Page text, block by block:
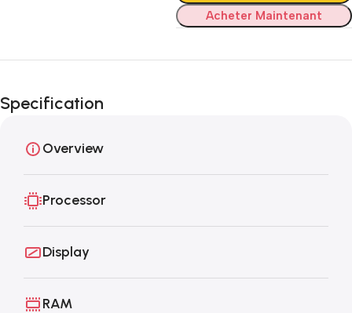
Acheter Maintenant
Specification
Overview
Processor
Display
RAM